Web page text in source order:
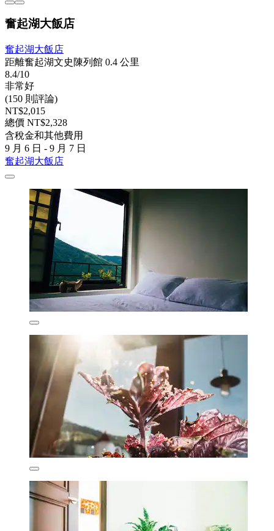
奮起湖大飯店
奮起湖大飯店
距離奮起湖文史陳列館 0.4 公里
8.4/10
非常好
(150 則評論)
NT$2,015
總價 NT$2,328
含稅金和其他費用
9 月 6 日 - 9 月 7 日
奮起湖大飯店